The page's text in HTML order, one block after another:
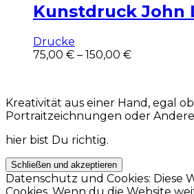
Kunstdruck John
Drucke
75,00 € – 150,00 €Dieses
Varianten
auf.
auf
der
Kreativität aus einer Hand, egal ob
Portraitzeichnungen oder
hier bist Du richtig.
Datenschutz und Cookies: Diese